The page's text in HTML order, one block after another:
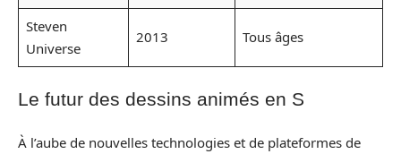
Steven
Universe
2013 Tous âges
Le futur des dessins animés en S
À l’aube de nouvelles technologies et de plateformes de